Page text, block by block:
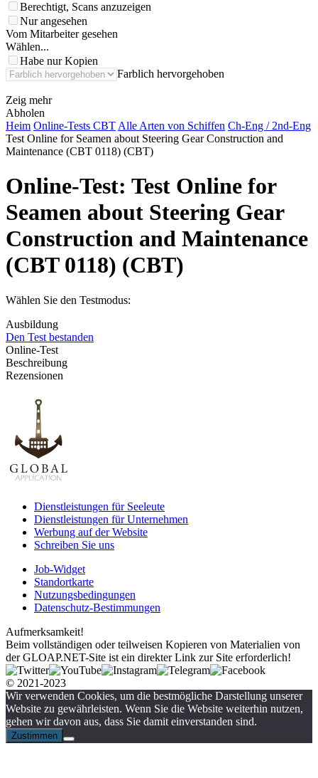
Berechtigt, Scans anzuzeigen
Nur angesehen
Vom Mitarbeiter gesehen
Wählen...
Habe nur Kopien
Farblich hervorgehoben
Zeig mehr
Abholen
Heim Online-Tests CBT Alle Arten von Schiffen Ch-Eng / 2nd-Eng
Test Online for Seamen about Steering Gear Construction and
Maintenance (CBT 0118) (CBT)
Online-Test: Test Online for
Seamen about Steering Gear
Construction and Maintenance
(CBT 0118) (CBT)
Wählen Sie den Testmodus:
Ausbildung
Den Test bestanden
Online-Test
Beschreibung
Rezensionen
Dienstleistungen für Seeleute
Dienstleistungen für Unternehmen
Werbung auf der Website
Schreiben Sie uns
Job-Widget
Standortkarte
Nutzungsbedingungen
Datenschutz-Bestimmungen
Aufmerksamkeit!
Beim vollständigen oder teilweisen Kopieren von Materialien von
der GLOAP.NET-Site ist ein direkter Link zur Site erforderlich!
© 2021-2023
Wir verwenden Cookies, um die bestmögliche Darstellung unserer
Website zu gewährleisten. Wenn Sie die Website weiterhin nutzen,
gehen wir davon aus, dass Sie damit einverstanden sind.
Zustimmen